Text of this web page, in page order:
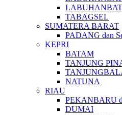
TABAGSEL
SUMATERA BARAT
PADANG dan
KEPRI
BATAM
TANJUNG
NATUNA
RIAU
PEKANBARU
DUMAI